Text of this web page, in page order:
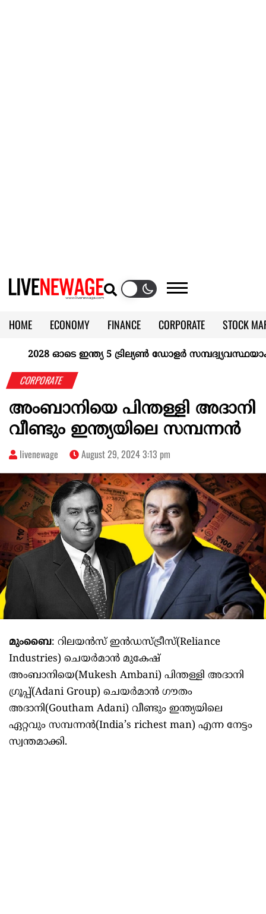
HOME ECONOMY FINANCE CORPORATE
STOCK
CALENDAR
KERALA @70
2028 ഓടെ ഇന്ത്യ 5 ട്രില്യണ്‍ ഡോളര്‍
CORPORATE
അംബാനിയെ പിന്തള്ളി അദാനി
വീണ്ടും ഇന്ത്യയിലെ സമ്പന്നൻ
livenewage August 29, 2024 3:13 pm
മുംബൈ: റിലയൻസ് ഇൻഡസ്ട്രീസ്(Reliance
Industries) ചെയർമാൻ മുകേഷ്
അംബാനിയെ(Mukesh Ambani) പിന്തള്ളി അദാനി
ഗ്രൂപ്പ്(Adani Group) ചെയർമാൻ ഗൗതം
അദാനി(Goutham Adani) വീണ്ടും ഇന്ത്യയിലെ
ഏറ്റവും സമ്പന്നൻ(India’s richest man) എന്ന നേട്ടം
സ്വന്തമാക്കി.